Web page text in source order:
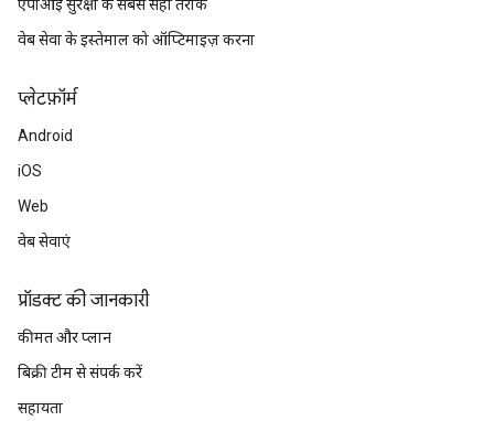
एपीआई सुरक्षा के सबसे सही तरीके
वेब सेवा के इस्तेमाल को ऑप्टिमाइज़ करना
प्‍लेटफ़ॉर्म
Android
iOS
Web
वेब सेवाएं
प्रॉडक्ट की जानकारी
कीमत और प्लान
बिक्री टीम से संपर्क करें
सहायता